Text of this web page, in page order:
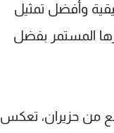
وأفضل تمثيل
المستمر بفضل
من حزيران، تعكس